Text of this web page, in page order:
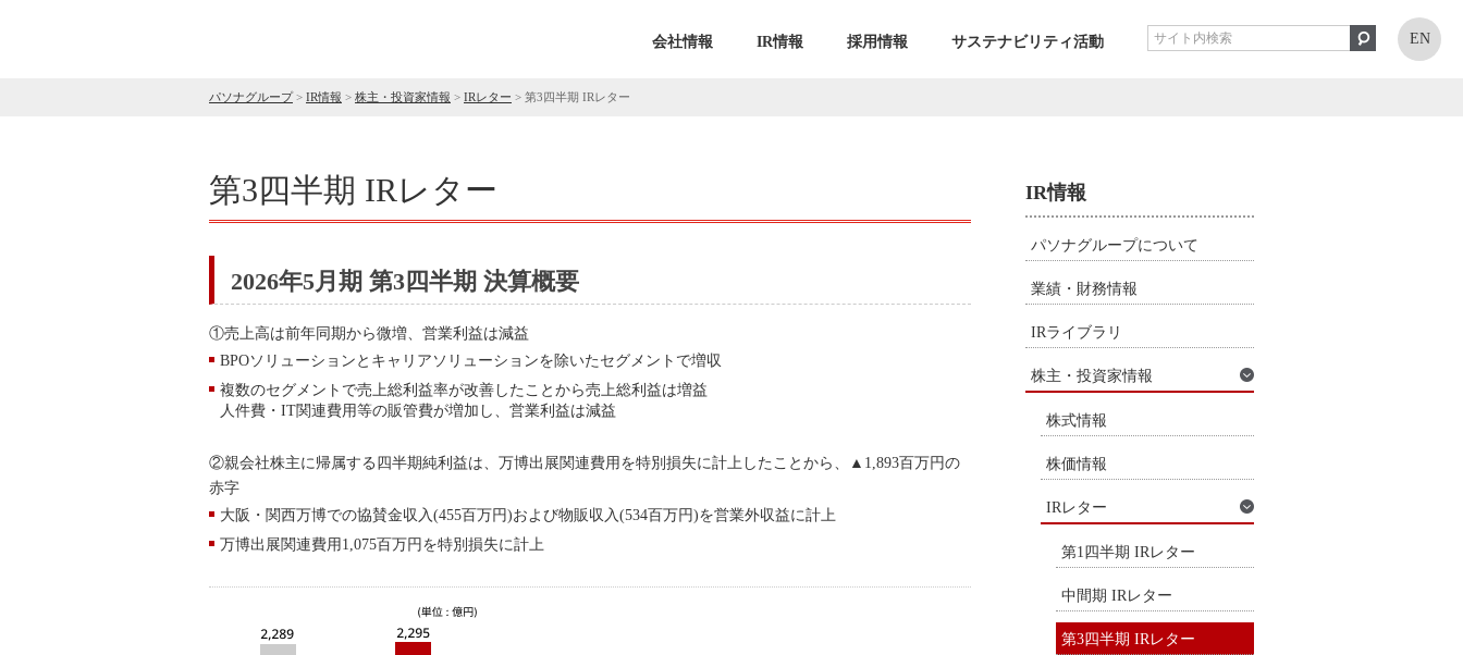
会社情報 IR情報 採用情報 サステナビリティ活動 EN
パソナグループ> IR情報 > 株主・投資家情報 > IRレター > 第3四半期 IRレター
第3四半期 IRレター
2026年5月期 第3四半期 決算概要
①売上高は前年同期から微増、営業利益は減益
BPOソリューションとキャリアソリューションを除いたセグメントで増収
複数のセグメントで売上総利益率が改善したことから売上総利益は増益
人件費・IT関連費用等の販管費が増加し、営業利益は減益
②親会社株主に帰属する四半期純利益は、万博出展関連費用を特別損失に計上したことから、▲1,893百万円の
赤字
大阪・関西万博での協賛金収入(455百万円)および物販収入(534百万円)を営業外収益に計上
万博出展関連費用1,075百万円を特別損失に計上
IR情報
パソナグループについて
業績・財務情報
IRライブラリ
株主・投資家情報
株式情報
株価情報
IRレター
第1四半期 IRレター
中間期 IRレター
第3四半期 IRレター